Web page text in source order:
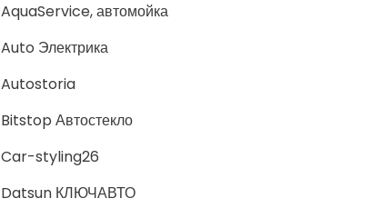
AquaService, автомойка
Auto Электрика
Autostoria
Bitstop Автостекло
Car-styling26
Datsun КЛЮЧАВТО